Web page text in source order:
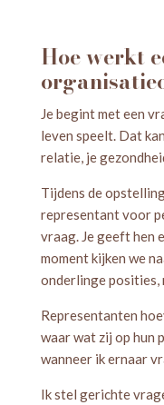
Hoe werkt
Je begint met een
leven speelt. Dat
relatie, je
Tijdens de
representant voor
vraag. Je geeft hen
moment kijken we
onderlinge posities,
Representanten
waar wat zij op hun
wanneer ik ernaar
Ik stel gerichte